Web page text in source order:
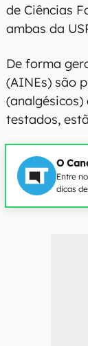
de Ciências
ambas da
De forma
(AINEs) são
(analgésicos)
testados,
O
Entre
dicas